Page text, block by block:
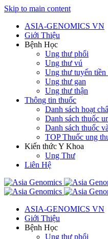
Skip to main content
ASIA-GENOMICS VN
Giới Thiệu
Bệnh Học
Ung thư phổi
Ung thư vú
Ung thư tuyến tiền
Ung thư gan
Ung thư thận
Thông tin thuốc
Danh sách hoạt
Danh sách thuốc
Danh sách thuốc
TOP Thuốc ung
Kiến thức Y Khoa
Ung Thư
Liên Hệ
ASIA-GENOMICS VN
Giới Thiệu
Bệnh Học
Ung thư phổi